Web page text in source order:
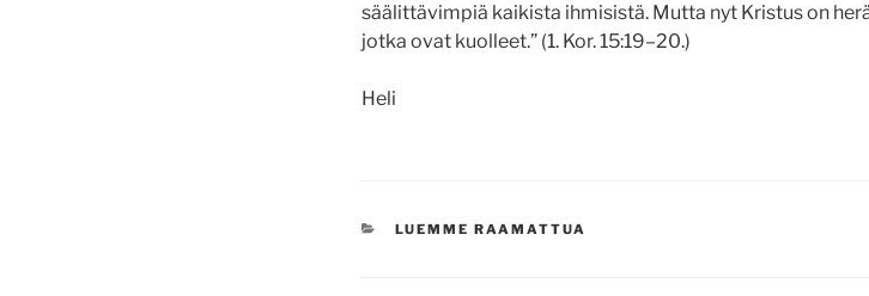
säälittävimpiä kaikista ihmisistä. Mutta nyt Kristus on
jotka ovat kuolleet.” (1. Kor. 15:19–20.)
Heli
KATEGORIAT
LUEMME RAAMATTUA